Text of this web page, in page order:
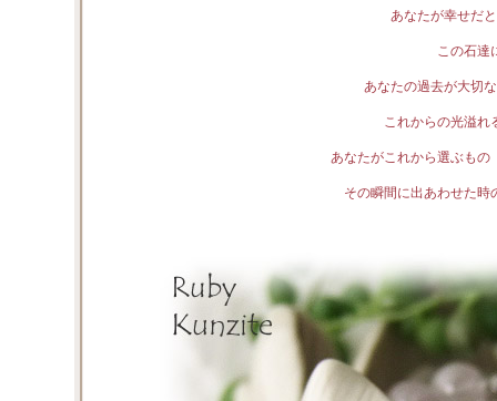
あなたが幸せだ
この石達
あなたの過去が大切
これからの光溢れ
あなたがこれから選ぶも
その瞬間に出あわせた